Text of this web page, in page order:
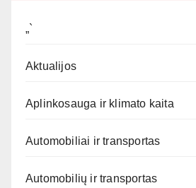
„`
Aktualijos
Aplinkosauga ir klimato kaita
Automobiliai ir transportas
Automobilių ir transportas